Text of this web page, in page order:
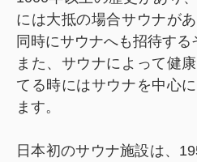
には大抵の場合サウナが
同時にサウナへも招待する
また、サウナによって健
てる時にはサウナを中心
ます。
日本初のサウナ施設は、